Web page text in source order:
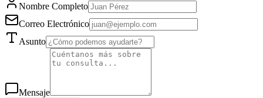
Nombre Completo
Correo Electrónico
Asunto
Mensaje